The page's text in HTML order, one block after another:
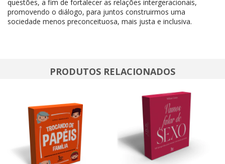
questões, a fim de fortalecer as relações intergeracionais,
promovendo o diálogo, para juntos construirmos uma
sociedade menos preconceituosa, mais justa e inclusiva.
PRODUTOS RELACIONADOS